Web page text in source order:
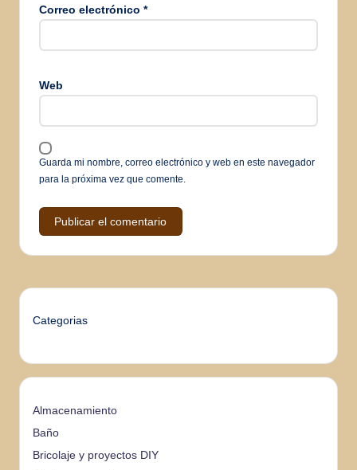
Correo electrónico *
Web
Guarda mi nombre, correo electrónico y web en este navegador
para la próxima vez que comente.
Categorias
Almacenamiento
Baño
Bricolaje y proyectos DIY